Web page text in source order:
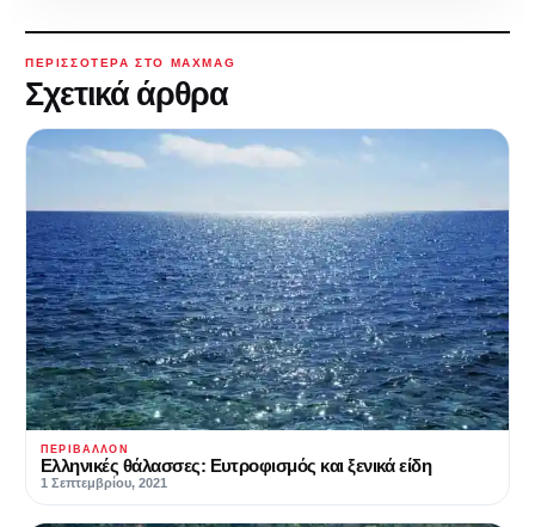
ΠΕΡΙΣΣΌΤΕΡΑ ΣΤΟ MAXMAG
Σχετικά άρθρα
ΠΕΡΙΒΆΛΛΟΝ
Ελληνικές θάλασσες: Ευτροφισμός και ξενικά είδη
1 Σεπτεμβρίου, 2021